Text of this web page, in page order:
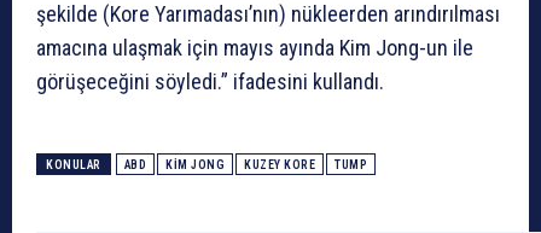
şekilde (Kore Yarımadası’nın) nükleerden arındırılması
amacına ulaşmak için mayıs ayında Kim Jong-un ile
görüşeceğini söyledi.” ifadesini kullandı.
KONULAR ABD KIM JONG KUZEY KORE TUMP